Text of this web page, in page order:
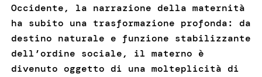
Occidente, la narrazione della maternità
ha subito una trasformazione profonda: da
destino naturale e funzione stabilizzante
dell’ordine sociale, il materno è
divenuto oggetto di una molteplicità di